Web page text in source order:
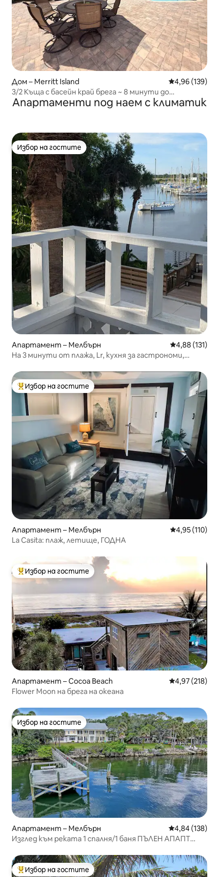
Дом – Merritt Island Средна
4,96 (139)
3/2 Къща с басейн край брега ~ 8 минути до
пристанището/плажовете!
Апартаменти под наем с климатик
Избор на гостите
Избор на гостите
Апартамент – Мелбърн Средна
4,88 (131)
На 3 минути от плажа, Lr, кухня за гастрономи,
Най-популярен избор на гостите
Избор на гостите
Апартамент – Мелбърн Средна
4,95 (110)
La Casita: плаж, летище, ГОДНА
Най-популярен избор на гостите
Избор на гостите
Апартамент – Cocoa Beach Средна
4,97 (218)
Flower Moon на брега на океана
Избор на гостите
Избор на гостите
Апартамент – Мелбърн Средна
4,84 (138)
Изглед към реката 1 спалня/1 баня ПЪЛЕН АПАПТ
Най-популярен избор на гостите
Избор на гостите